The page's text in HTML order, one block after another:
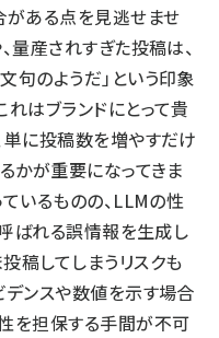
ある点を見逃せませ
量産されすぎた投稿は、
句のようだ」という印象
れはブランドにとって貴
単に投稿数を増やすだけ
かが重要になってきま
いるものの、LLMの性
ばれる誤情報を生成し
稿してしまうリスクも
デンスや数値を示す場合
を担保する手間が不可